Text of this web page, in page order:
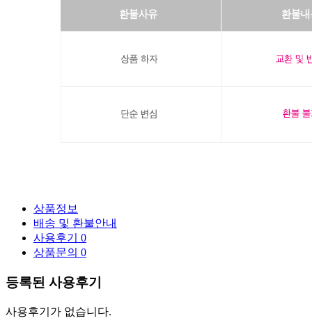
상품정보
배송 및 환불안내
사용후기 0
상품문의 0
등록된 사용후기
사용후기가 없습니다.